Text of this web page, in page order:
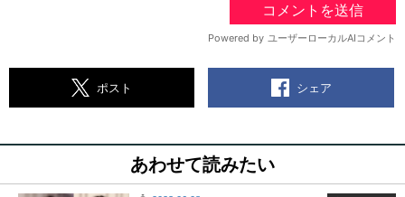
ポスト シェア
あわせて読みたい